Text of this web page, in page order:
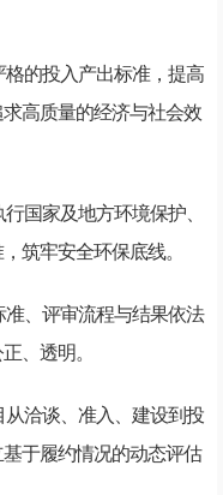
的投入产出标准，提高
高质量的经济与社会效
国家及地方环境保护、
筑牢安全环保底线。
、评审流程与结果依法
、透明。
洽谈、准入、建设到投
于履约情况的动态评估